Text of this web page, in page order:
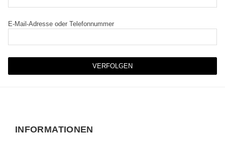
E-Mail-Adresse oder Telefonnummer
VERFOLGEN
INFORMATIONEN